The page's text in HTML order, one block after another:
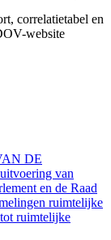
correlatietabel en
website
DE
van
en de Raad
ruimtelijke
ruimtelijke